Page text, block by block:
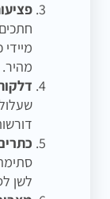
מהיר.
לשן